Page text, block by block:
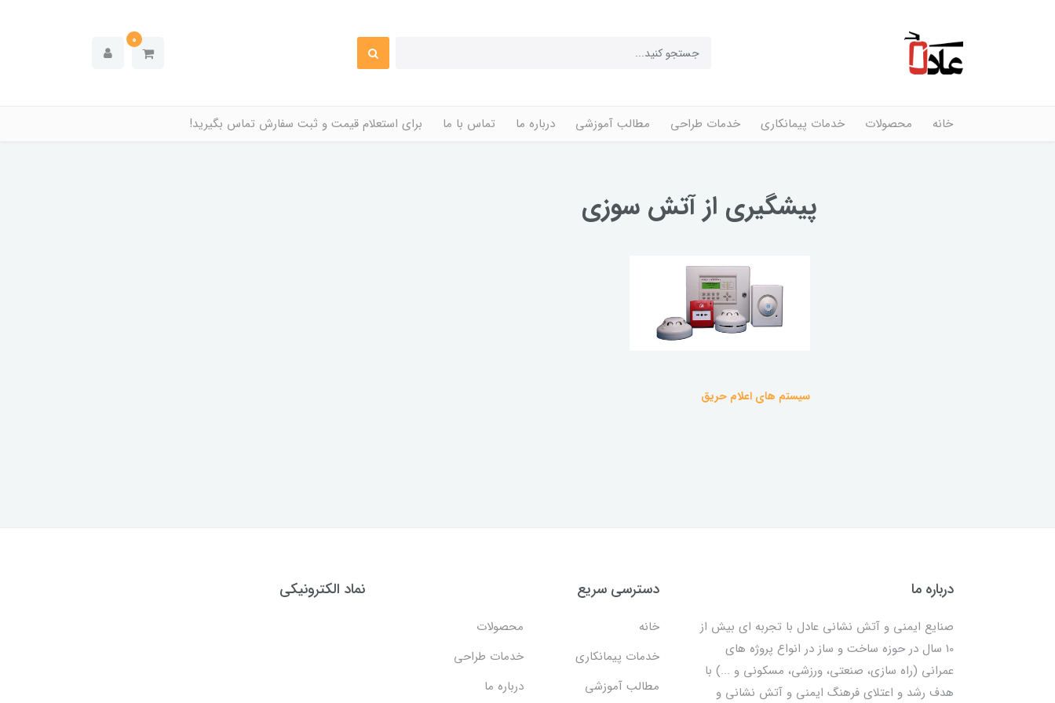
0
خانه محصولات خدمات پیمانکاری خدمات طراحی مطالب آموزشی درباره ما تماس با ما برای استعلام قیمت و ثبت سفارش تماس بگیرید!
پیشگیری از آتش سوزی
سیستم های اعلام حریق
درباره ما
صنایع ایمنی و آتش نشانی عادل با تجربه ای بیش از
10 سال در حوزه ساخت و ساز در انواع پروژه های
عمرانی (راه سازی، صنعتی، ورزشی، مسکونی و ...) با
هدف رشد و اعتلای فرهنگ ایمنی و آتش نشانی و
دسترسی سریع
خانه
محصولات
خدمات پیمانکاری
خدمات طراحی
مطالب آموزشی
درباره ما
نماد الکترونیکی